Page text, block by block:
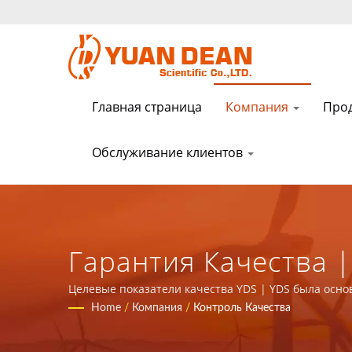
Главная страница Компания
Обслуживание клиентов
Гарантия Качества
Питания И
LTD.
Целевые показатели качества YDS | YDS была
Китай. Мы являемся ведущим производителем
Home / Компания / Контроль Качества